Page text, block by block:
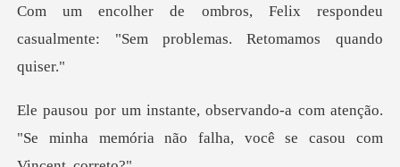
respondeu
casualmente: "Sem pro
a com atenção.
"Se minha memória não fa